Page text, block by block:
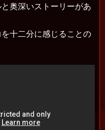
奥深いストーリーがあ
十二分に感じることの